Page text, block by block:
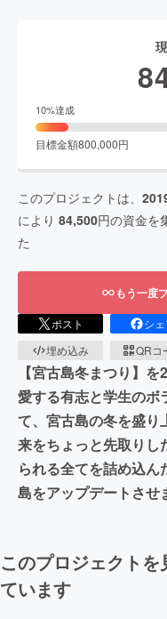
10%達成
目標金額800,000円
このプロジェクトは、
により 84,500円の資金を
た
もう一度
ポスト シ
埋め込み
QRコ
【宮古島冬まつり】
愛する有志と学生のボ
て、宮古島の冬を盛り
来をちょっと先取りし
られる全てを詰め込
島をアップデートさせ
このプロジェクト
ています